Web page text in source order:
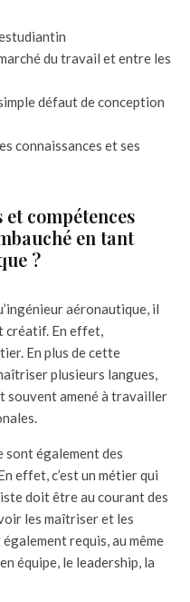
du travail et entre les
défaut de conception
connaissances et ses
compétences
en tant
?
aéronautique, il
créatif. En effet,
En plus de cette
plusieurs langues,
souvent amené à travailler
sont également des
effet, c’est un métier qui
doit être au courant des
les maîtriser et les
requis, au même
équipe, le leadership, la